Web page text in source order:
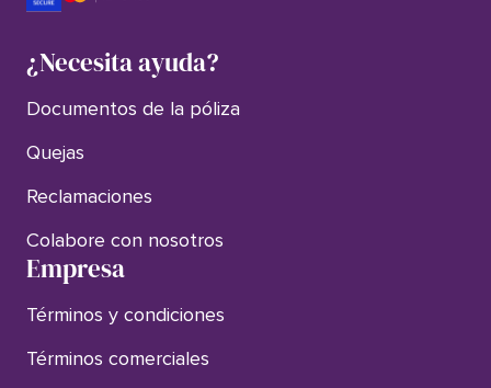
¿Necesita ayuda?
Documentos de la póliza
Quejas
Reclamaciones
Colabore con nosotros
Empresa
Términos y condiciones
Términos comerciales